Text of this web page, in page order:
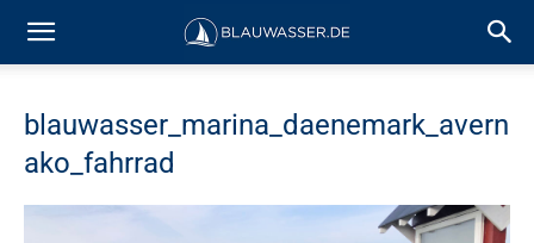
blauwasser_marina_daenemark_avern
ako_fahrrad